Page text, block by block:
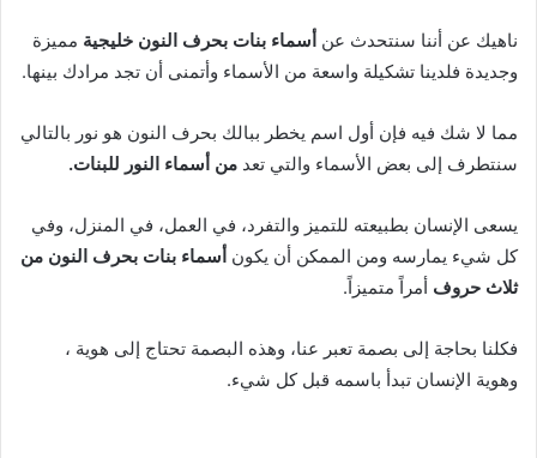
ناهيك عن أننا سنتحدث عن أسماء بنات بحرف النون خليجية مميزة
وجديدة فلدينا تشكيلة واسعة من الأسماء وأتمنى أن تجد مرادك بينها.
مما لا شك فيه فإن أول اسم يخطر ببالك بحرف النون هو نور بالتالي
سنتطرف إلى بعض الأسماء والتي تعد من أسماء النور للبنات.
يسعى الإنسان بطبيعته للتميز والتفرد، في العمل، في المنزل، وفي
كل شيء يمارسه ومن الممكن أن يكون أسماء بنات بحرف النون من
ثلاث حروف أمراً متميزاً.
فكلنا بحاجة إلى بصمة تعبر عنا، وهذه البصمة تحتاج إلى هوية ،
وهوية الإنسان تبدأ باسمه قبل كل شيء.